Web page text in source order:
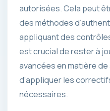
autorisées. Cela peut
des méthodes
appliquant des
est crucial de rester à
avancées en matière
d’appliquer les
nécessaires.